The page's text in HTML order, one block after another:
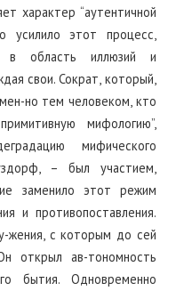
характер “аутентичной
усилило этот процесс,
в область иллюзий и
свои. Сократ, который,
но тем человеком, кто
мифологию”,
мифического
– был участием,
заменило этот режим
и противопоставления.
жения, с которым до сей
открыл ав-тономность
бытия. Одновременно